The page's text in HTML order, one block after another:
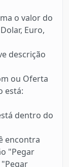
o valor do
Euro,
descrição
ou Oferta
está:
dentro do
encontra
"Pegar